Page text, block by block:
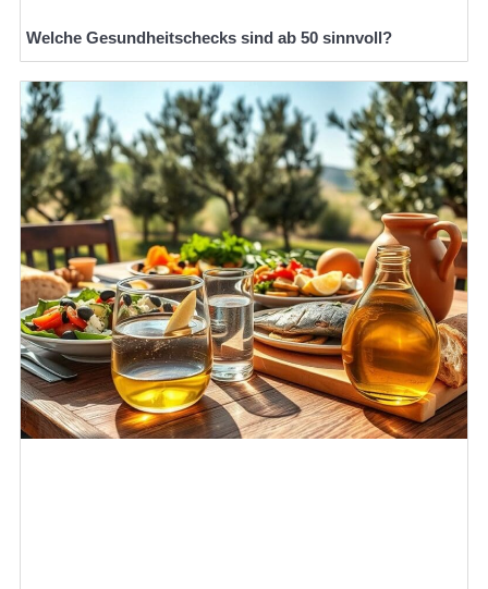
Welche Gesundheitschecks sind ab 50 sinnvoll?